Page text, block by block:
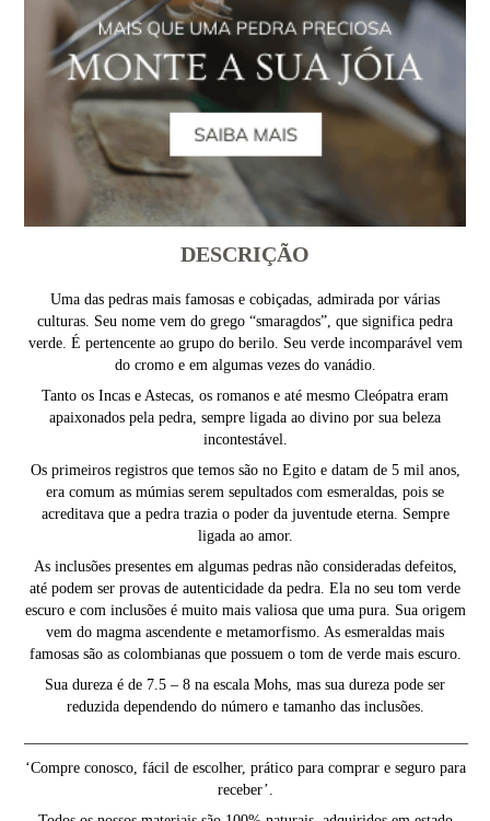
DESCRIÇÃO
Uma das pedras mais famosas e cobiçadas, admirada por várias
culturas. Seu nome vem do grego “smaragdos”, que significa pedra
verde. É pertencente ao grupo do berilo. Seu verde incomparável vem
do cromo e em algumas vezes do vanádio.
Tanto os Incas e Astecas, os romanos e até mesmo Cleópatra eram
apaixonados pela pedra, sempre ligada ao divino por sua beleza
incontestável.
Os primeiros registros que temos são no Egito e datam de 5 mil anos,
era comum as múmias serem sepultados com esmeraldas, pois se
acreditava que a pedra trazia o poder da juventude eterna. Sempre
ligada ao amor.
As inclusões presentes em algumas pedras não consideradas defeitos,
até podem ser provas de autenticidade da pedra. Ela no seu tom verde
escuro e com inclusões é muito mais valiosa que uma pura. Sua origem
vem do magma ascendente e metamorfismo. As esmeraldas mais
famosas são as colombianas que possuem o tom de verde mais escuro.
Sua dureza é de 7.5 – 8 na escala Mohs, mas sua dureza pode ser
reduzida dependendo do número e tamanho das inclusões.
‘Compre conosco, fácil de escolher, prático para comprar e seguro para
receber’.